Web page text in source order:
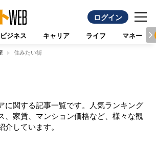
ログイン
ビジネス キャリア ライフ マネー
住みたい街
に関する記事一覧です。人気ランキング
、家賃、マンション価格など、様々な観
介しています。